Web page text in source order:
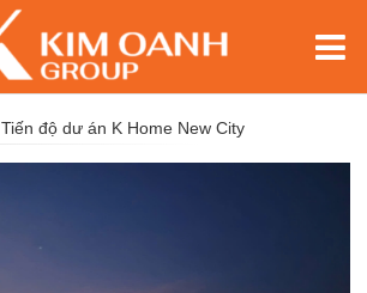
Tiến độ dư án K Home New City